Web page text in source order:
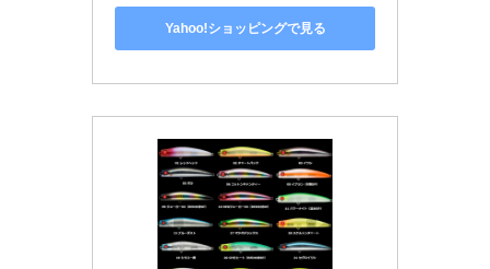
Yahoo!ショッピングで見る